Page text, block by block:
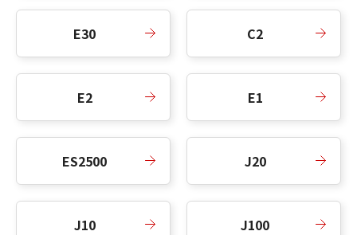
E30 C2
E2 E1
ES2500 J20
J10 J100